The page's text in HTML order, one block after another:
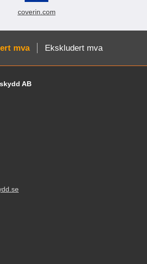
coverin.com
mva Ekskludert mva
Blandet informasjon og
AB